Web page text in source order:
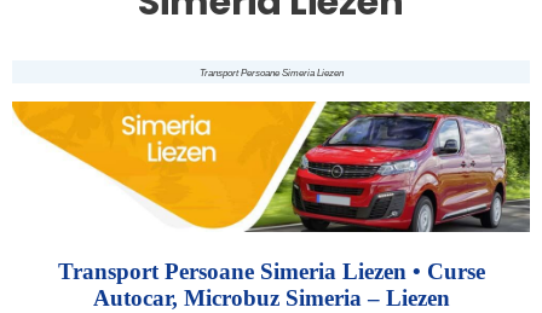
Transport Persoane Simeria Liezen
Transport Persoane Simeria Liezen • Curse
Autocar, Microbuz Simeria – Liezen